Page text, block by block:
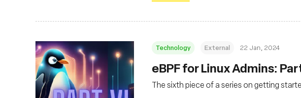
Technology External 22 Jan, 2024
eBPF for Linux Admins:
The sixth piece of a series on getting